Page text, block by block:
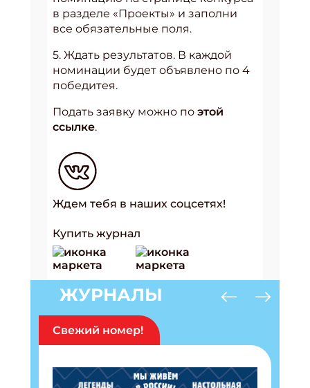
в разделе «Проекты» и заполни
все обязательные поля.
5. Ждать результатов. В каждой
номинации будет объявлено по 4
победитея.
Подать заявку можно по этой
ссылке.
Ждем тебя в наших соцсетях!
Купить журнал
ЖУРНАЛЫ
Свежий номер!